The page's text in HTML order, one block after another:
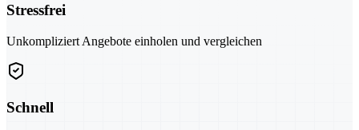
Stressfrei
Unkompliziert Angebote einholen und vergleichen
Schnell